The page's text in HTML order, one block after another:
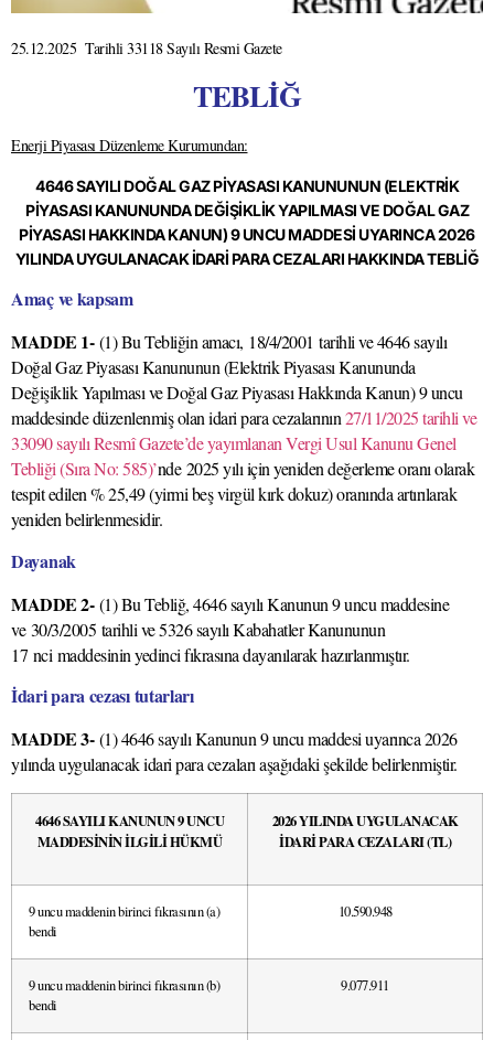
25.12.2025 Tarihli 33118 Sayılı Resmi Gazete
TEBLİĞ
Enerji Piyasası Düzenleme Kurumundan:
4646 SAYILI DOĞAL GAZ PİYASASI KANUNUNUN (ELEKTRİK
PİYASASI KANUNUNDA DEĞİŞİKLİK YAPILMASI VE DOĞAL GAZ
PİYASASI HAKKINDA KANUN) 9 UNCU MADDESİ UYARINCA 2026
YILINDA UYGULANACAK İDARİ PARA CEZALARI HAKKINDA TEBLİĞ
Amaç ve kapsam
MADDE 1-(1) Bu Tebliğin amacı, 18/4/2001 tarihli ve 4646 sayılı
Doğal Gaz Piyasası Kanununun (Elektrik Piyasası Kanununda
Değişiklik Yapılması ve Doğal Gaz Piyasası Hakkında Kanun) 9 uncu
maddesinde düzenlenmiş olan idari para cezalarının27/11/2025 tarihli ve
33090 sayılı Resmî Gazete’de yayımlanan Vergi Usul Kanunu Genel
Tebliği (Sıra No: 585)’nde2025 yılı için yeniden değerleme oranı olarak
tespit edilen % 25,49 (yirmi beş virgül kırk dokuz) oranında artırılarak
yeniden belirlenmesidir.
Dayanak
MADDE 2-(1) Bu Tebliğ, 4646 sayılı Kanunun 9 uncu maddesine
ve30/3/2005 tarihli ve 5326 sayılı Kabahatler Kanununun
17 nci maddesinin yedinci fıkrasına dayanılarak hazırlanmıştır.
İdari para cezası tutarları
MADDE 3-(1) 4646 sayılı Kanunun 9 uncu maddesi uyarınca 2026
yılında uygulanacak idari para cezaları aşağıdaki şekilde belirlenmiştir.
4646 SAYILI KANUNUN 9 UNCU
MADDESİNİN İLGİLİ HÜKMÜ
2026 YILINDA UYGULANACAK
İDARİ PARA CEZALARI (TL)
9 uncu maddenin birinci fıkrasının (a)
bendi
10.590.948
9 uncu maddenin birinci fıkrasının (b)
bendi
9.077.911